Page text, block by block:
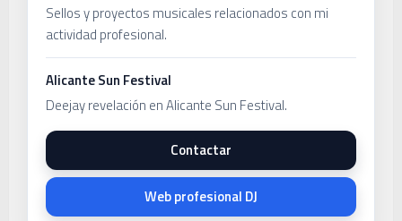
Sellos y proyectos musicales relacionados con mi
actividad profesional.
Alicante Sun Festival
Deejay revelación en Alicante Sun Festival.
Contactar
Web profesional DJ